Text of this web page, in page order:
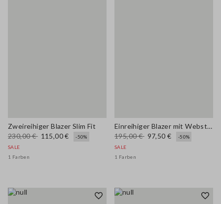
Zweireihiger Blazer Slim Fit
230,00 € 115,00 €
-50%
SALE
1 Farben
Einreihiger Blazer mit Webstruktur
195,00 € 97,50 €
-50%
SALE
1 Farben